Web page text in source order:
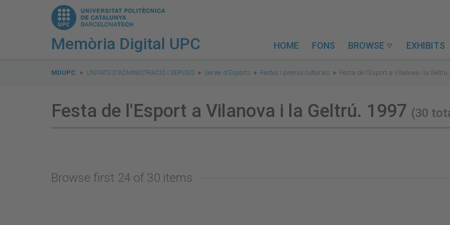
Memòria Digital UPC HOME FONS BROWSE  EXHIBITS
are
MDUPC UNITATS D'ADMINISTRACIÓ I SERVEIS Servei d'Esports Festes i premis culturals Festa de l'Esport a Vilanova i la
Festa de l'Esport a Vilanova i la Geltrú. 1997 (30
Browse first 24 of 30 items